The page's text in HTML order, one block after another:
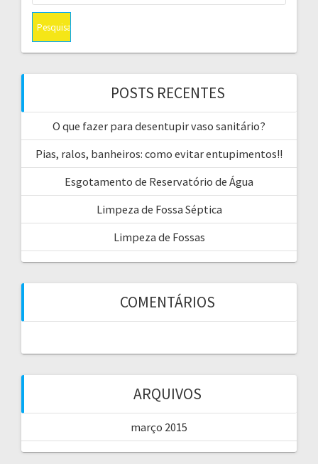
POSTS RECENTES
O que fazer para desentupir vaso sanitário?
Pias, ralos, banheiros: como evitar entupimentos!!
Esgotamento de Reservatório de Água
Limpeza de Fossa Séptica
Limpeza de Fossas
COMENTÁRIOS
ARQUIVOS
março 2015